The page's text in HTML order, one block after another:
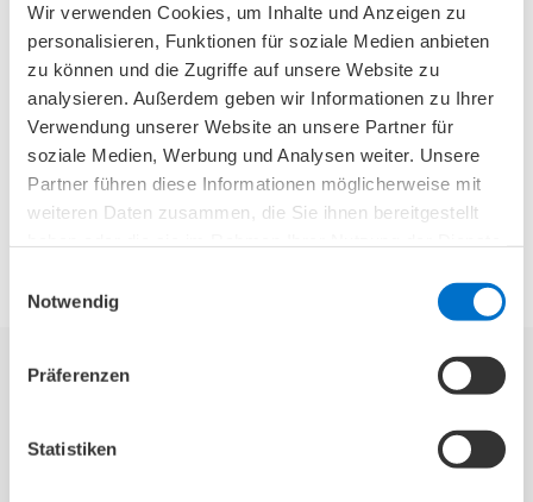
Wir verwenden Cookies, um Inhalte und Anzeigen zu
personalisieren, Funktionen für soziale Medien anbieten
zu können und die Zugriffe auf unsere Website zu
analysieren. Außerdem geben wir Informationen zu Ihrer
Verwendung unserer Website an unsere Partner für
soziale Medien, Werbung und Analysen weiter. Unsere
Partner führen diese Informationen möglicherweise mit
weiteren Daten zusammen, die Sie ihnen bereitgestellt
Notwendig
Präferenzen
Statistiken
Behandlungen auch nach Monaten oder Jahren
die Beschwerden nicht bessern konnten – ist
eine Operation erforderlich. Bei dem Eingriff
wird das Gewebe entlastet, indem wenige
Millimeter des Sehnenursprungs entfernt
werden. In vielen Fällen sind die Patienten nach
Orthesen können punktgenau entlasten